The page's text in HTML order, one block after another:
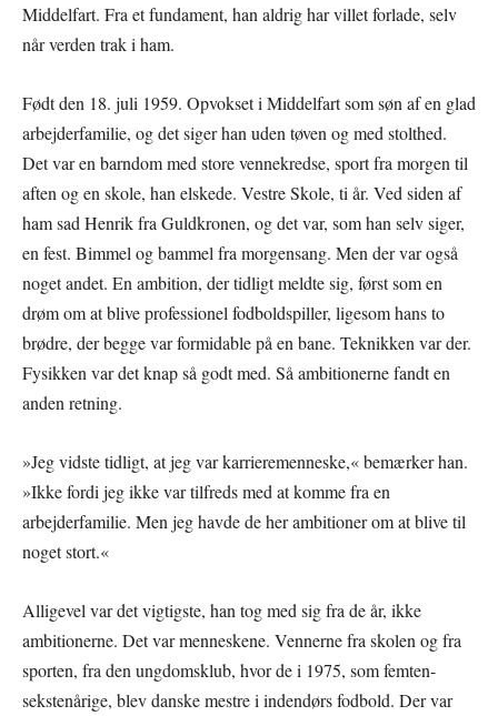
Middelfart. Fra et fundament, han aldrig har villet forlade, selv
når verden trak i ham.
Født den 18. juli 1959. Opvokset i Middelfart som søn af en glad
arbejderfamilie, og det siger han uden tøven og med stolthed.
Det var en barndom med store vennekredse, sport fra morgen til
aften og en skole, han elskede. Vestre Skole, ti år. Ved siden af
ham sad Henrik fra Guldkronen, og det var, som han selv siger,
en fest. Bimmel og bammel fra morgensang. Men der var også
noget andet. En ambition, der tidligt meldte sig, først som en
drøm om at blive professionel fodboldspiller, ligesom hans to
brødre, der begge var formidable på en bane. Teknikken var der.
Fysikken var det knap så godt med. Så ambitionerne fandt en
anden retning.
»Jeg vidste tidligt, at jeg var karrieremenneske,« bemærker han.
»Ikke fordi jeg ikke var tilfreds med at komme fra en
arbejderfamilie. Men jeg havde de her ambitioner om at blive til
noget stort.«
Alligevel var det vigtigste, han tog med sig fra de år, ikke
ambitionerne. Det var menneskene. Vennerne fra skolen og fra
sporten, fra den ungdomsklub, hvor de i 1975, som femten-
sekstenårige, blev danske mestre i indendørs fodbold. Der var